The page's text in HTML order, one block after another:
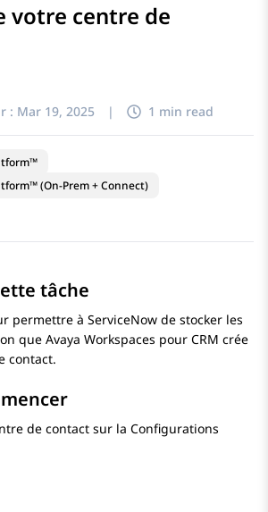
votre centre de
PDF
: Mar 19, 2025 | 1 min read
(On-Prem + Connect)
tâche
permettre à ServiceNow de stocker les
que Avaya Workspaces pour CRM crée
contact.
de contact sur la Configurations